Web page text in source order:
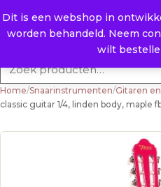
Dit is een webshop in
worden behandeld. Neem
wilt
E. info@raysland.nl
Home/Snaarinstrumenten/Gitaren
classic guitar 1/4, linden body, maple